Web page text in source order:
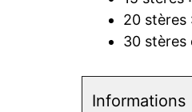
20 stères
30 stères
Informations